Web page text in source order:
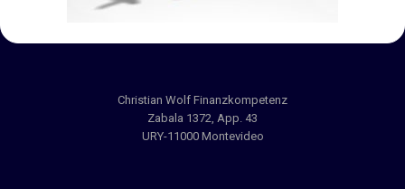
Christian Wolf Finanzkompetenz
Zabala 1372, App. 43
URY-11000 Montevideo